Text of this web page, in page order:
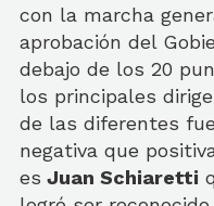
con la marcha
aprobación del
debajo de los 20
los principales
de las diferentes
negativa que
es Juan Schiaretti